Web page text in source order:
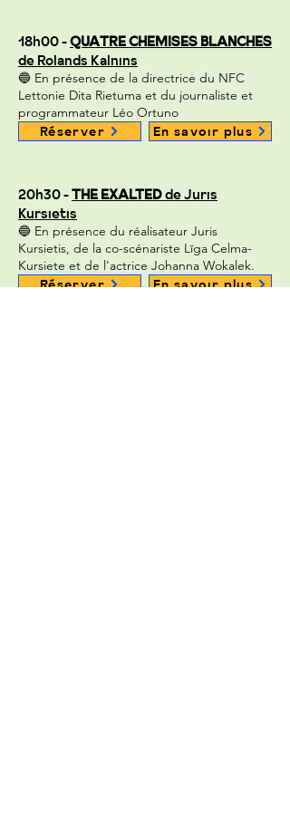
18h00 -QUATRE CHEMISES BLANCHES
de Rolands Kalnins
🔵 En présence de la directrice du NFC
Lettonie Dita Rietuma et du journaliste et
programmateur Léo Ortuno
Réserver En savoir plus
20h30 -THE EXALTEDde Juris
Kursietis
🔵 En présence du réalisateur Juris
Kursietis, de la co-scénariste Līga Celma-
Kursiete et de l'actrice Johanna Wokalek.
Réserver En savoir plus